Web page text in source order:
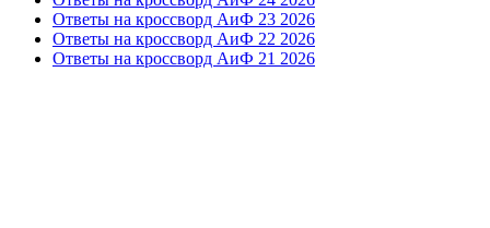
Ответы на кроссворд АиФ 23 2026
Ответы на кроссворд АиФ 22 2026
Ответы на кроссворд АиФ 21 2026